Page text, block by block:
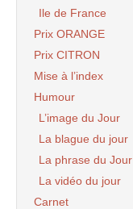
Ile de France
Prix ORANGE
Prix CITRON
Mise à l’index
Humour
L’image du Jour
La blague du jour
La phrase du Jour
La vidéo du jour
Carnet